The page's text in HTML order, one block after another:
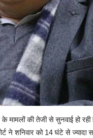
की तेजी से सुनवाई हो रही
ने शनिवार को 14 घंटे से ज्यादा